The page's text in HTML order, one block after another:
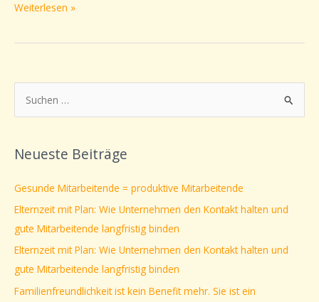
Weiterlesen »
u
h
n
a
c
h
:
Neueste Beiträge
Gesunde Mitarbeitende = produktive Mitarbeitende
Elternzeit mit Plan: Wie Unternehmen den Kontakt halten und
gute Mitarbeitende langfristig binden
Elternzeit mit Plan: Wie Unternehmen den Kontakt halten und
gute Mitarbeitende langfristig binden
Familienfreundlichkeit ist kein Benefit mehr. Sie ist ein